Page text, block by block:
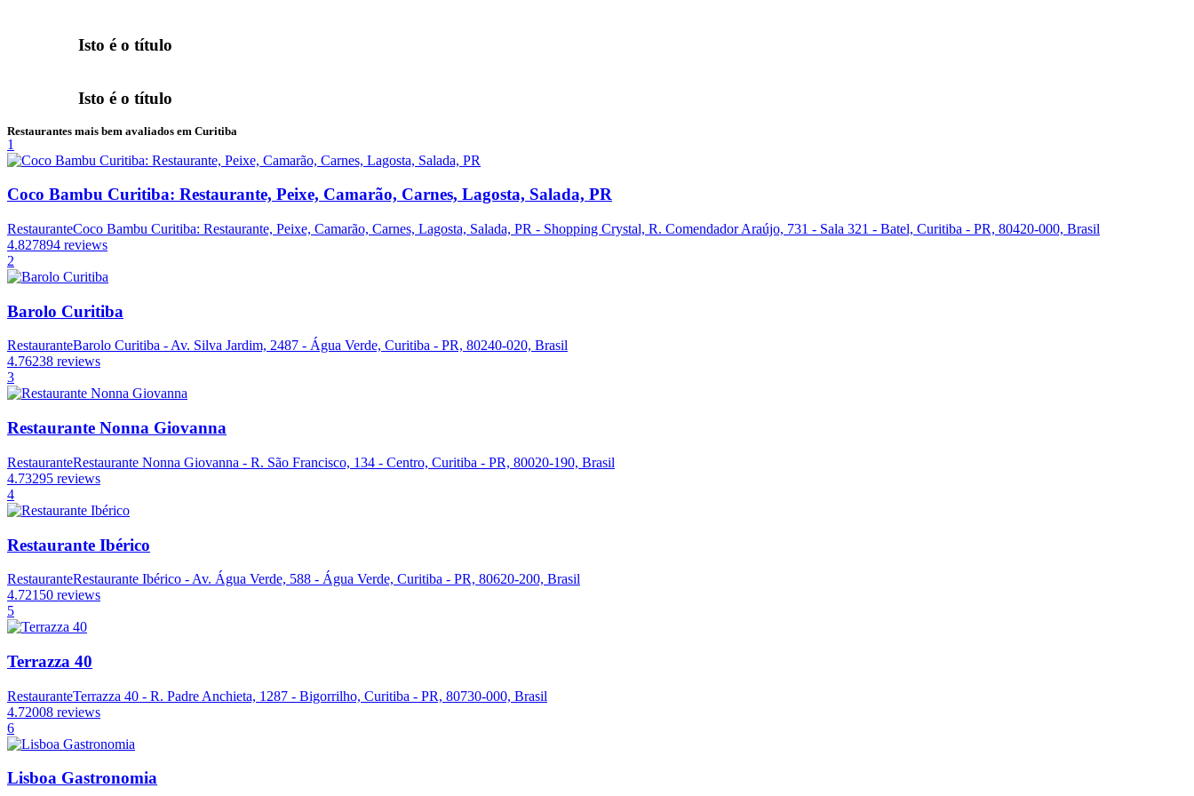
Isto é o título
Isto é o título
Restaurantes mais bem avaliados em Curitiba
1
Coco Bambu Curitiba: Restaurante, Peixe, Camarão, Carnes, Lagosta, Salada, PR
RestauranteCoco Bambu Curitiba: Restaurante, Peixe, Camarão, Carnes, Lagosta, Salada, PR - Shopping Crystal, R. Comendador Araújo, 731 - Sala 321 - Batel, Curitiba - PR, 80420-000, Brasil
4.827894 reviews
2
Barolo Curitiba
RestauranteBarolo Curitiba - Av. Silva Jardim, 2487 - Água Verde, Curitiba - PR, 80240-020, Brasil
4.76238 reviews
3
Restaurante Nonna Giovanna
RestauranteRestaurante Nonna Giovanna - R. São Francisco, 134 - Centro, Curitiba - PR, 80020-190, Brasil
4.73295 reviews
4
Restaurante Ibérico
RestauranteRestaurante Ibérico - Av. Água Verde, 588 - Água Verde, Curitiba - PR, 80620-200, Brasil
4.72150 reviews
5
Terrazza 40
RestauranteTerrazza 40 - R. Padre Anchieta, 1287 - Bigorrilho, Curitiba - PR, 80730-000, Brasil
4.72008 reviews
6
Lisboa Gastronomia